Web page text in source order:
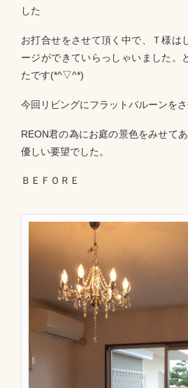
した
お打合せをさせて頂く中で、Ｔ様は
ージができていらっしゃいました。
たです(*^▽^*)
今回リビングにフラットバルーンを
REON君の為にお庭の景色をみせて
優しい要望でした。
ＢＥＦＯＲＥ